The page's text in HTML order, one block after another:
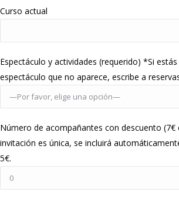
Curso actual
Espectáculo y actividades (requerido) *Si
espectáculo que no aparece, escribe a
Número de acompañantes con descuento (7€
invitación es única, se incluirá
5€.